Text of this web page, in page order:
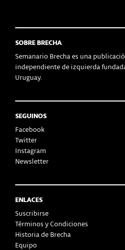
SOBRE BRECHA
Semanario Brecha es una
independiente de izquierda
Uruguay.
SEGUINOS
Facebook
Twitter
Instagram
Newsletter
ENLACES
Suscribirse
Términos y Condiciones
Historia de Brecha
Equipo